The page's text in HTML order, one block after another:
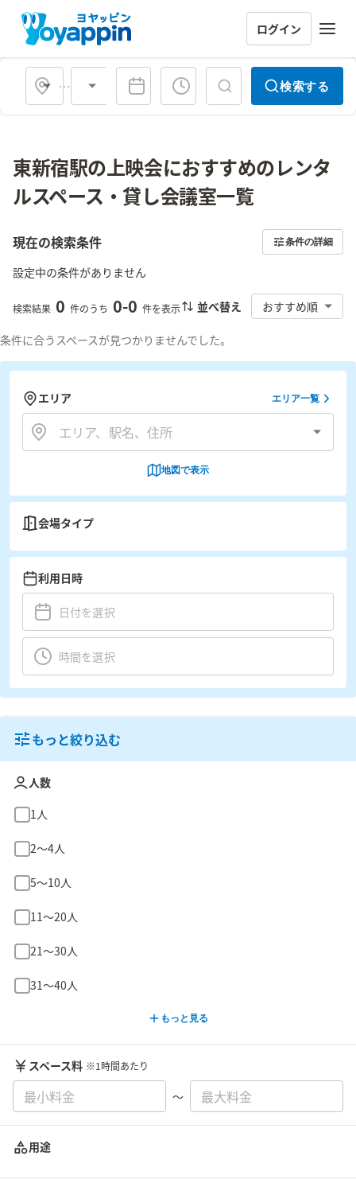
ログイン
会場タイプ 検索する
東新宿駅の上映会におすすめのレンタ
ルスペース・貸し会議室一覧
現在の検索条件 条件の詳細
設定中の条件がありません
検索結果 0 件のうち 0-0 件を表示 並べ替え おすすめ順
条件に合うスペースが見つかりませんでした。
エリア エリア一覧
地図で表示
会場タイプ
利用日時
もっと絞り込む
人数
1人
2〜4人
5〜10人
11〜20人
21〜30人
31〜40人
もっと見る
スペース料 ※1時間あたり
〜
用途